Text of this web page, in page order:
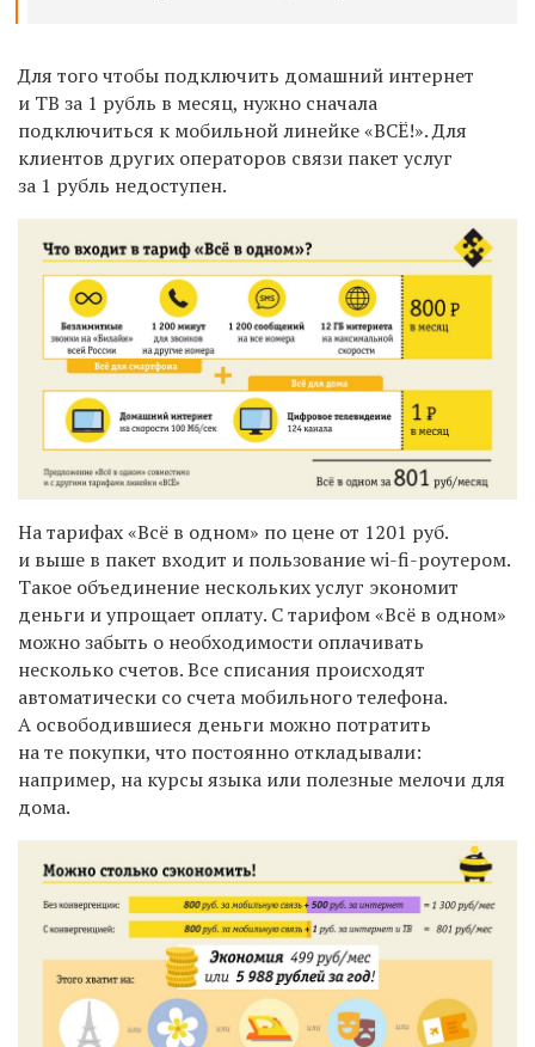
Для того чтобы подключить домашний интернет
и ТВ за 1 рубль в месяц, нужно сначала
подключиться к мобильной линейке «ВСЁ!». Для
клиентов других операторов связи пакет услуг
за 1 рубль недоступен.
На тарифах «Всё в одном» по цене от 1201 руб.
и выше в пакет входит и пользование wi-fi-роутером.
Такое объединение нескольких услуг экономит
деньги и упрощает оплату. С тарифом «Всё в одном»
можно забыть о необходимости оплачивать
несколько счетов. Все списания происходят
автоматически со счета мобильного телефона.
А освободившиеся деньги можно потратить
на те покупки, что постоянно откладывали:
например, на курсы языка или полезные мелочи для
дома.